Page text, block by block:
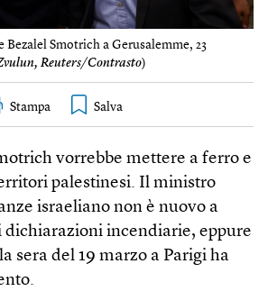
Bezalel Smotrich a Gerusalemme, 23
Reuters/Contrasto)
Stampa
vorrebbe mettere a ferro e
palestinesi. Il ministro
israeliano non è nuovo a
dichiarazioni incendiarie, eppure
sera del 19 marzo a Parigi ha